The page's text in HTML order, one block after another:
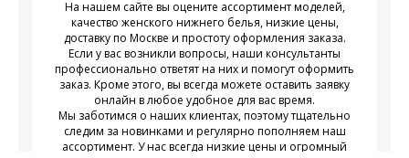
На нашем сайте вы оцените ассортимент моделей,
качество женского нижнего белья, низкие цены,
доставку по Москве и простоту оформления заказа.
Если у вас возникли вопросы, наши консультанты
профессионально ответят на них и помогут оформить
заказ. Кроме этого, вы всегда можете оставить заявку
онлайн в любое удобное для вас время.
Мы заботимся о наших клиентах, поэтому тщательно
следим за новинками и регулярно пополняем наш
ассортимент. У нас всегда низкие цены и огромный